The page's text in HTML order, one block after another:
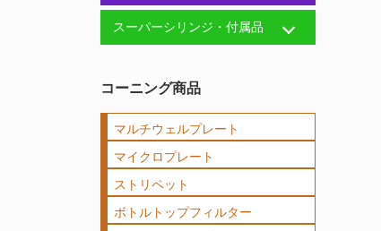
スーパーシリンジ・付属品
コーニング商品
マルチウェルプレート
マイクロプレート
ストリペット
ボトルトップフィルター